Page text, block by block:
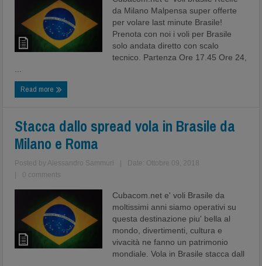
da Milano Malpensa super offerte
per volare last minute Brasile!
Prenota con noi i voli per Brasile
solo andata diretto con scalo
tecnico. Partenza Ore 17.45 Ore 24,
Read more
Stacca dallo spread vola in Brasile da
Milano e Roma
Posted by Alessandro Sammuri
Date: Ottobre 09, 2018
0 comments
Cubacom.net e' voli Brasile da
moltissimi anni siamo operativi su
questa destinazione piu' bella al
mondo, divertimenti, cultura e
vivacità ne fanno un patrimonio
mondiale. Vola in Brasile stacca dall